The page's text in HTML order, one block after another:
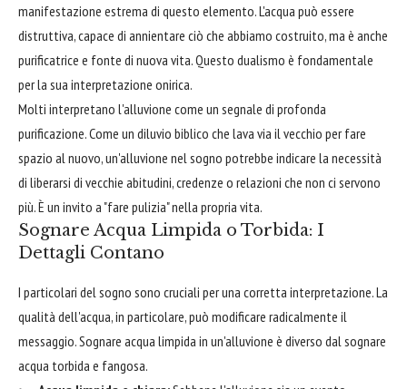
manifestazione estrema di questo elemento. L'acqua può essere
distruttiva, capace di annientare ciò che abbiamo costruito, ma è anche
purificatrice e fonte di nuova vita. Questo dualismo è fondamentale
per la sua interpretazione onirica.
Molti interpretano l'alluvione come un segnale di profonda
purificazione. Come un diluvio biblico che lava via il vecchio per fare
spazio al nuovo, un'alluvione nel sogno potrebbe indicare la necessità
di liberarsi di vecchie abitudini, credenze o relazioni che non ci servono
più. È un invito a "fare pulizia" nella propria vita.
Sognare Acqua Limpida o Torbida: I
Dettagli Contano
I particolari del sogno sono cruciali per una corretta interpretazione. La
qualità dell'acqua, in particolare, può modificare radicalmente il
messaggio. Sognare acqua limpida in un'alluvione è diverso dal sognare
acqua torbida e fangosa.